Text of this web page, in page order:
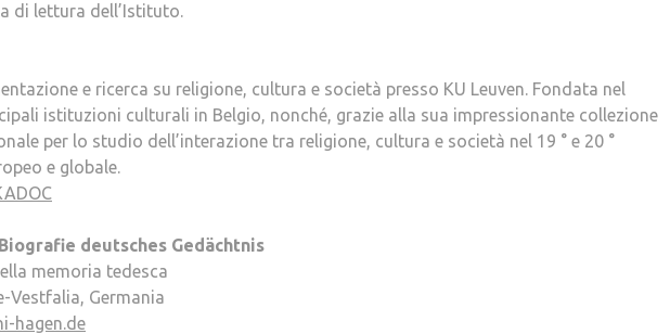
di lettura dell’Istituto.
e ricerca su religione, cultura e società presso KU Leuven. Fondata nel
istituzioni culturali in Belgio, nonché, grazie alla sua impressionante collezione
per lo studio dell’interazione tra religione, cultura e società nel 19 ° e 20 °
e globale.
deutsches Gedächtnis
memoria tedesca
Vestfalia, Germania
hagen.de